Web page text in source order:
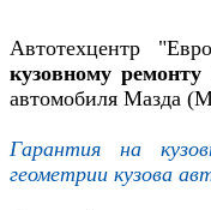
Автотехцентр
кузовному ремонту
автомобиля Мазда
Гарантия на
геометрии кузова